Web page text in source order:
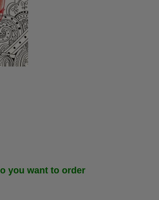
you want to order